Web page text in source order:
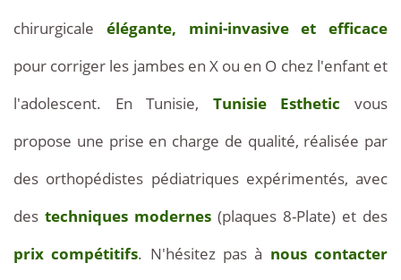
et
120
€.
L'intervention
sur
un
seul
chirurgicale élégante, mini-invasive et efficace
pour corriger les jambes en X ou en O chez l'enfant et
l'adolescent. En Tunisie, Tunisie Esthetic vous
propose une prise en charge de qualité, réalisée par
des orthopédistes pédiatriques expérimentés, avec
des techniques modernes (plaques 8-Plate) et des
prix compétitifs. N'hésitez pas à nous contacter